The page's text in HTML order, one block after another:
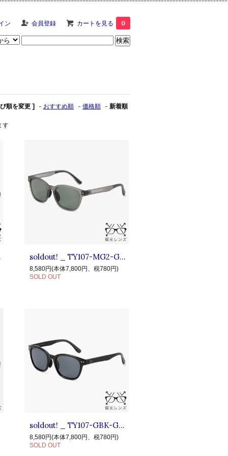
ン 会員登録 カートを見る 0
順を変更 ] - おすすめ順 - 価格順 - 新着順
す
Polarized soldout! _ TY107-MG2-GNP [ HARDY2 ] ◆ TYMER : 偏光レンズ サングラス "HARDY2" Matt Clear Gray2×Green Polarized
8,580円(本体7,800円、税780円)
SOLD OUT
soldout! _ TY107-GBK-GYP [ HARDY2 ] ◆ TYMER タイマー : 偏光レンズ サングラス "HARDY2" Gloss Black×Gray Polarized
8,580円(本体7,800円、税780円)
SOLD OUT